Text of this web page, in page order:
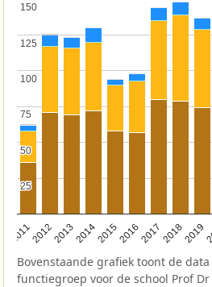
201120122013201420152016201720182019
25
25
50
50
75
75
100
100
125
125
150
150
Bovenstaande grafiek toont de
functiegroep voor de school Prof